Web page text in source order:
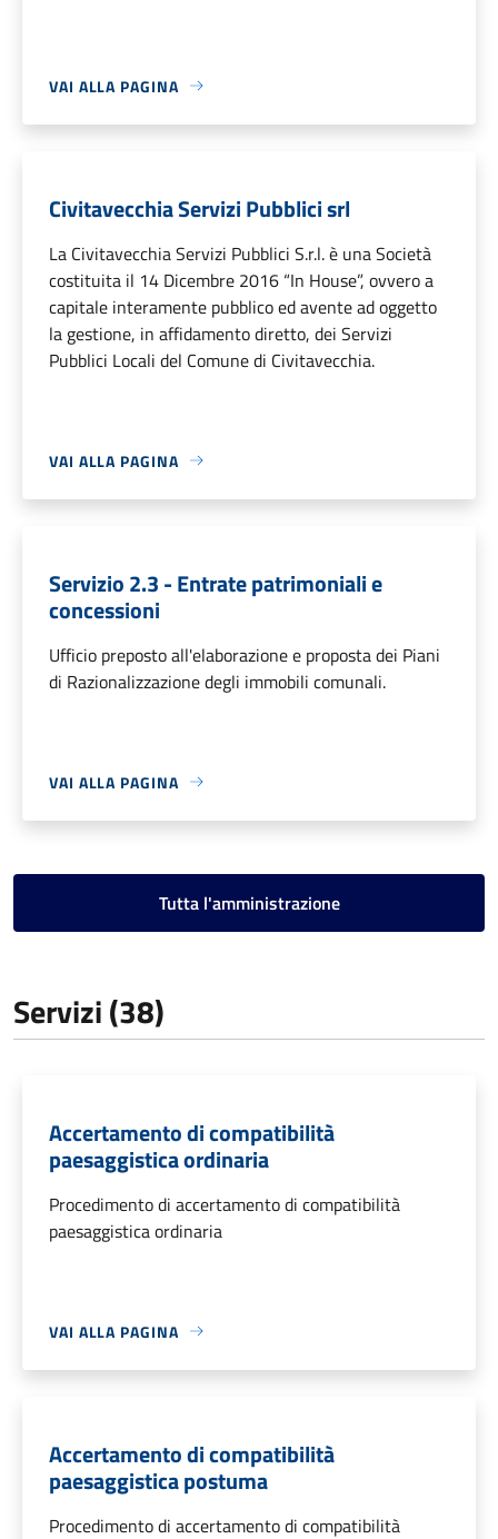
VAI ALLA PAGINA
Civitavecchia Servizi Pubblici srl
La Civitavecchia Servizi Pubblici S.r.l. è una Società
costituita il 14 Dicembre 2016 “In House”, ovvero a
capitale interamente pubblico ed avente ad oggetto
la gestione, in affidamento diretto, dei Servizi
Pubblici Locali del Comune di Civitavecchia.
VAI ALLA PAGINA
Servizio 2.3 - Entrate patrimoniali e
concessioni
Ufficio preposto all'elaborazione e proposta dei Piani
di Razionalizzazione degli immobili comunali.
VAI ALLA PAGINA
Tutta l'amministrazione
Servizi (38)
Accertamento di compatibilità
paesaggistica ordinaria
Procedimento di accertamento di compatibilità
paesaggistica ordinaria
VAI ALLA PAGINA
Accertamento di compatibilità
paesaggistica postuma
Procedimento di accertamento di compatibilità